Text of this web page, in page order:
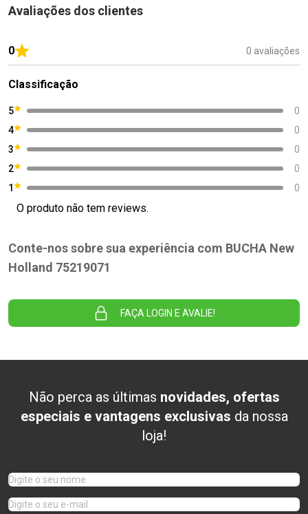
Avaliações dos clientes
0 0 avaliações
Classificação
5
0
4
0
3
0
2
0
1
0
O produto não tem reviews.
Conte-nos sobre sua experiência com BUCHA New
Holland 75219071
FAÇA LOGIN E AVALIE!
Não perca as últimas novidades, ofertas
especiais e vantagens exclusivas da nossa
loja!